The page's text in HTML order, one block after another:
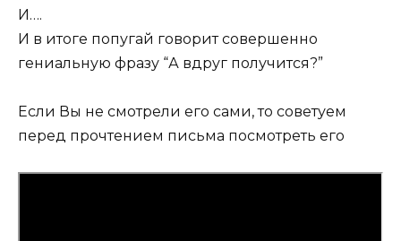
И….
И в итоге попугай говорит совершенно
гениальную фразу “А вдруг получится?”
Если Вы не смотрели его сами, то советуем
перед прочтением письма посмотреть его